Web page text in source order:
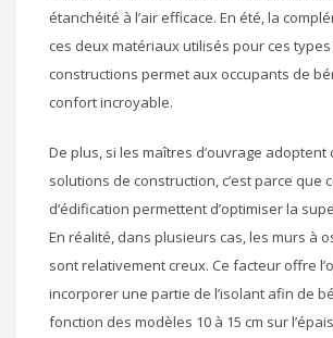
étanchéité à l’air efficace. En été, la
ces deux matériaux utilisés pour ces
constructions permet aux occupants de
confort incroyable.
De plus, si les maîtres d’ouvrage adoptent
solutions de construction, c’est parce que
d’édification permettent d’optimiser la
En réalité, dans plusieurs cas, les murs à
sont relativement creux. Ce facteur offre
incorporer une partie de l’isolant afin de
fonction des modèles 10 à 15 cm sur